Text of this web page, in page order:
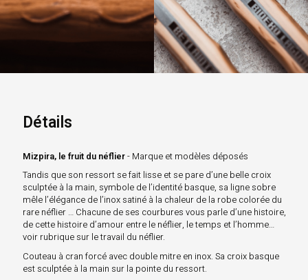
Détails
Mizpira, le fruit du néflier- Marque et modèles déposés
Tandis que son ressort se fait lisse et se pare d’une belle croix
sculptée à la main, symbole de l’identité basque, sa ligne sobre
mêle l’élégance de l’inox satiné à la chaleur de la robe colorée du
rare néflier … Chacune de ses courbures vous parle d’une histoire,
de cette histoire d’amour entre le néflier, le temps et l’homme…
voir rubrique sur le travail du néflier.
Couteau à cran forcé avec double mitre en inox. Sa croix basque
est sculptée à la main sur la pointe du ressort.